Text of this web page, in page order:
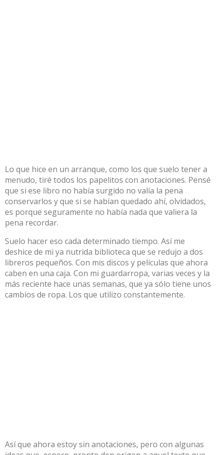
Lo que hice en un arranque, como los que suelo tener a
menudo, tiré todos los papelitos con anotaciones. Pensé
que si ese libro no había surgido no valía la pena
conservarlos y que si se habían quedado ahí, olvidados,
es porque seguramente no había nada que valiera la
pena recordar.
Suelo hacer eso cada determinado tiempo. Así me
deshice de mi ya nutrida biblioteca que se redujo a dos
libreros pequeños. Con mis discos y películas que ahora
caben en una caja. Con mi guardarropa, varias veces y la
más reciente hace unas semanas, que ya sólo tiene unos
cambios de ropa. Los que utilizo constantemente.
Así que ahora estoy sin anotaciones, pero con algunas